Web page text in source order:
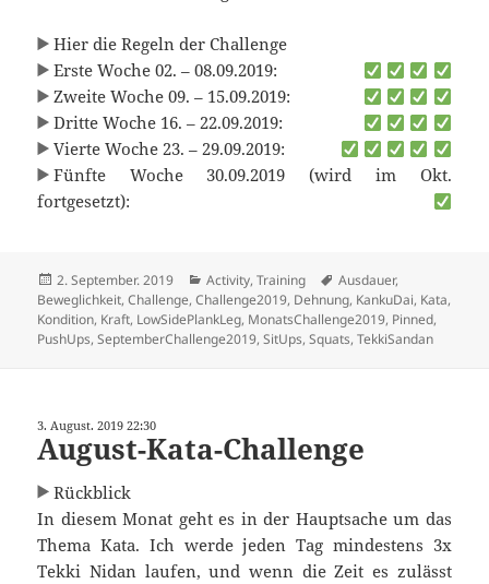
Hier die Regeln der Challenge
Erste Woche 02. – 08.09.2019:
Zweite Woche 09. – 15.09.2019:
Dritte Woche 16. – 22.09.2019:
Vierte Woche 23. – 29.09.2019:
Fünfte Woche 30.09.2019 (wird im Okt.
fortgesetzt):
Veröffentlicht
am
2. September. 2019 Kategorien
Activity,Training Schlagwörter
Ausdauer,
Beweglichkeit,Challenge,Challenge2019, Dehnung, KankuDai, Kata,
Kondition, Kraft, LowSidePlankLeg, MonatsChallenge2019, Pinned,
PushUps,SeptemberChallenge2019,SitUps,Squats,TekkiSandan
3. August. 2019 22:30
August-Kata-Challenge
Rückblick
In diesem Monat geht es in der Hauptsache um das
Thema Kata. Ich werde jeden Tag mindestens 3x
Tekki Nidan laufen, und wenn die Zeit es zulässt